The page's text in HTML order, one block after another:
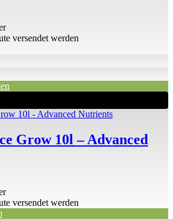
versendet werden
Grow 10l – Advanced
versendet werden